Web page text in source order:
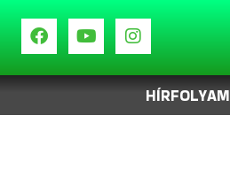
HÍRFOLYAM